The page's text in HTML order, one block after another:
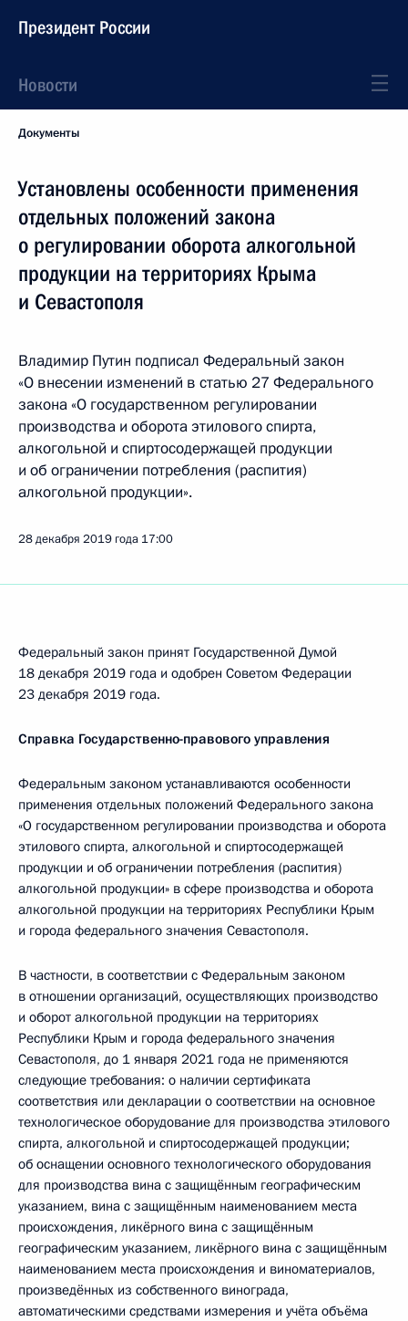
Президент России
Новости
Документы
Установлены особенности применения
отдельных положений закона
о регулировании оборота алкогольной
продукции на территориях Крыма
и Севастополя
Владимир Путин подписал Федеральный закон
«О внесении изменений в статью 27 Федерального
закона «О государственном регулировании
производства и оборота этилового спирта,
алкогольной и спиртосодержащей продукции
и об ограничении потребления (распития)
алкогольной продукции».
28 декабря 2019 года 17:00
Федеральный закон принят Государственной Думой
18 декабря 2019 года и одобрен Советом Федерации
23 декабря 2019 года.
Справка Государственно-правового управления
Федеральным законом устанавливаются особенности
применения отдельных положений Федерального закона
«О государственном регулировании производства и оборота
этилового спирта, алкогольной и спиртосодержащей
продукции и об ограничении потребления (распития)
алкогольной продукции» в сфере производства и оборота
алкогольной продукции на территориях Республики Крым
и города федерального значения Севастополя.
В частности, в соответствии с Федеральным законом
в отношении организаций, осуществляющих производство
и оборот алкогольной продукции на территориях
Республики Крым и города федерального значения
Севастополя, до 1 января 2021 года не применяются
следующие требования: о наличии сертификата
соответствия или декларации о соответствии на основное
технологическое оборудование для производства этилового
спирта, алкогольной и спиртосодержащей продукции;
об оснащении основного технологического оборудования
для производства вина с защищённым географическим
указанием, вина с защищённым наименованием места
происхождения, ликёрного вина с защищённым
географическим указанием, ликёрного вина с защищённым
наименованием места происхождения и виноматериалов,
произведённых из собственного винограда,
автоматическими средствами измерения и учёта объёма